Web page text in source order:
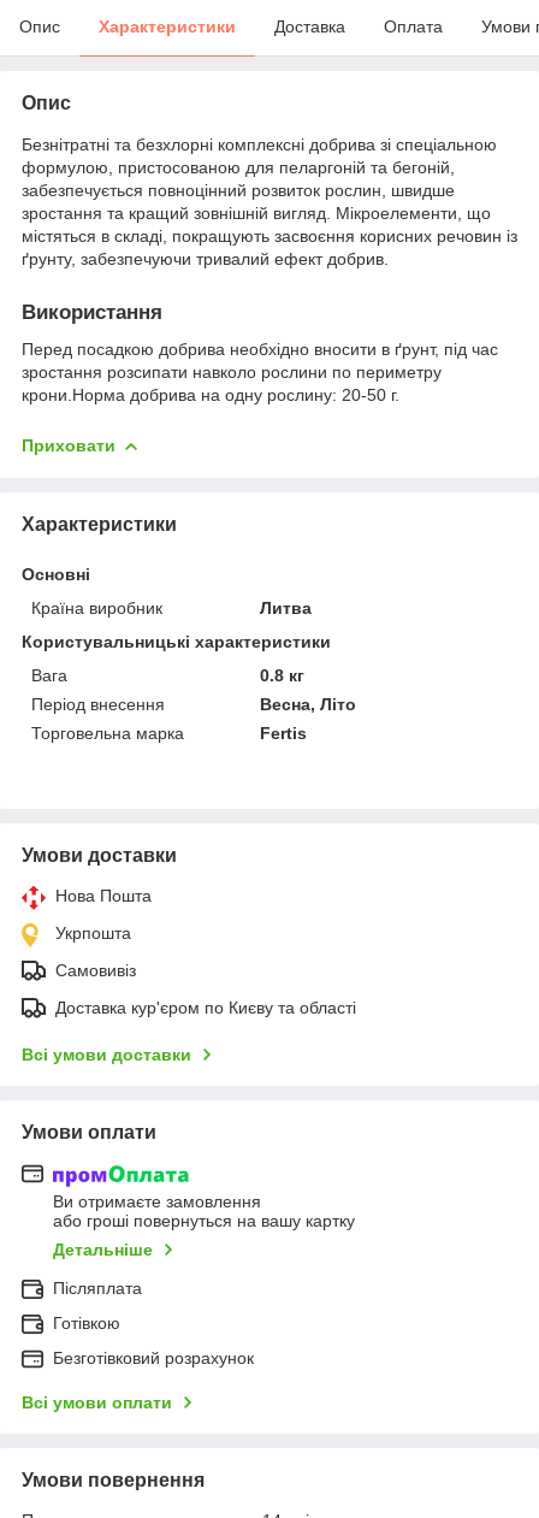
Опис Характеристики Доставка Оплата Умови
Опис
Безнітратні та безхлорні комплексні добрива зі спеціальною
формулою, пристосованою для пеларгоній та бегоній,
забезпечується повноцінний розвиток рослин, швидше
зростання та кращий зовнішній вигляд. Мікроелементи, що
містяться в складі, покращують засвоєння корисних речовин із
ґрунту, забезпечуючи тривалий ефект добрив.
Використання
Перед посадкою добрива необхідно вносити в ґрунт, під час
зростання розсипати навколо рослини по периметру
крони.Норма добрива на одну рослину: 20-50 г.
Приховати
Характеристики
Основні
Країна виробник
Литва
Користувальницькі характеристики
Вага
0.8 кг
Період внесення
Весна, Літо
Торговельна марка
Fertis
Умови доставки
Нова Пошта
Укрпошта
Самовивіз
Доставка кур'єром по Києву та області
Всі умови доставки
Умови оплати
Ви отримаєте замовлення
або гроші повернуться на вашу картку
Детальніше
Післяплата
Готівкою
Безготівковий розрахунок
Всі умови оплати
Умови повернення